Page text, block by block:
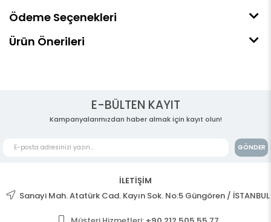
Ödeme Seçenekleri
Ürün Önerileri
E-BÜLTEN KAYIT
Kampanyalarımızdan haber almak için kayıt olun!
GÖNDER
İLETİŞİM
Sanayi Mah. Atatürk Cad. Kayın Sok. No:5 Güngören / İSTANBUL